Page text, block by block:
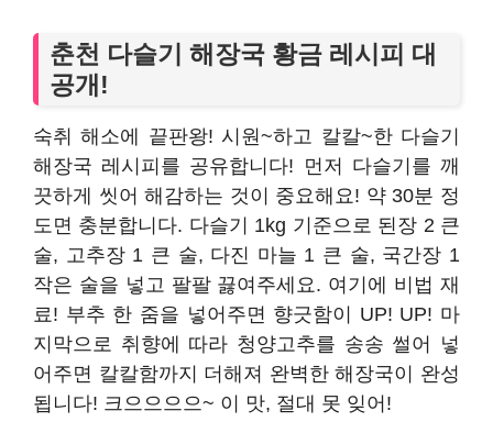
춘천 다슬기 해장국 황금 레시피 대
공개!
숙취 해소에 끝판왕! 시원~하고 칼칼~한 다슬기
해장국 레시피를 공유합니다! 먼저 다슬기를 깨
끗하게 씻어 해감하는 것이 중요해요! 약 30분 정
도면 충분합니다. 다슬기 1kg 기준으로 된장 2 큰
술, 고추장 1 큰 술, 다진 마늘 1 큰 술, 국간장 1
작은 술을 넣고 팔팔 끓여주세요. 여기에 비법 재
료! 부추 한 줌을 넣어주면 향긋함이 UP! UP! 마
지막으로 취향에 따라 청양고추를 송송 썰어 넣
어주면 칼칼함까지 더해져 완벽한 해장국이 완성
됩니다! 크으으으으~ 이 맛, 절대 못 잊어!